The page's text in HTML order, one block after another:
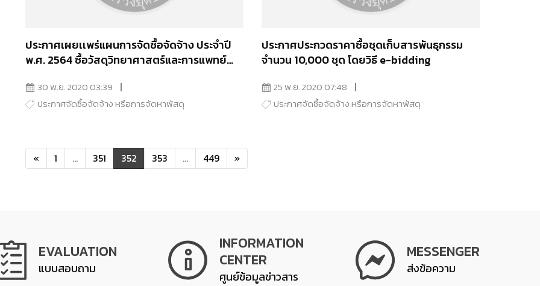
ประกาศเผยเเพร่แผนการจัดซื้อจัดจ้าง ประจำปี
พ.ศ. 2564 ซื้อวัสดุวิทยาศาสตร์และการแพทย์
30 พ.ย. 2020 03:39
ประกาศจัดซื้อจัดจ้าง หรือการจัดหาพัสดุ
ประกาศประกวดราคาซื้อชุดเก็บสารพันธุกรรม
จำนวน 10,000 ชุด โดยวิธี e-bidding
25 พ.ย. 2020 07:48
ประกาศจัดซื้อจัดจ้าง หรือการจัดหาพัสดุ
« 1 ... 351 352 353 ... 449 »
EVALUATION
แบบสอบถาม
INFORMATION
CENTER
ศูนย์ข้อมูลข่าวสาร
MESSENGER
ส่งข้อความ